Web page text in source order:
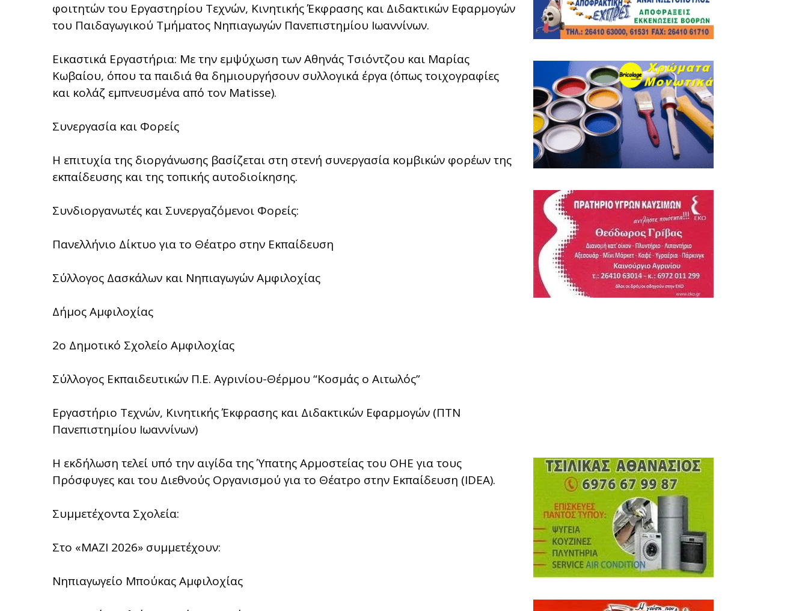
φοιτητών του Εργαστηρίου Τεχνών, Κινητικής Έκφρασης και Διδακτικών Εφαρμογών
του Παιδαγωγικού Τμήματος Νηπιαγωγών Πανεπιστημίου Ιωαννίνων.
Εικαστικά Εργαστήρια: Με την εμψύχωση των Αθηνάς Τσιόντζου και Μαρίας
Κωβαίου, όπου τα παιδιά θα δημιουργήσουν συλλογικά έργα (όπως τοιχογραφίες
και κολάζ εμπνευσμένα από τον Matisse).
Συνεργασία και Φορείς
Η επιτυχία της διοργάνωσης βασίζεται στη στενή συνεργασία κομβικών φορέων της
εκπαίδευσης και της τοπικής αυτοδιοίκησης.
Συνδιοργανωτές και Συνεργαζόμενοι Φορείς:
Πανελλήνιο Δίκτυο για το Θέατρο στην Εκπαίδευση
Σύλλογος Δασκάλων και Νηπιαγωγών Αμφιλοχίας
Δήμος Αμφιλοχίας
2ο Δημοτικό Σχολείο Αμφιλοχίας
Σύλλογος Εκπαιδευτικών Π.Ε. Αγρινίου-Θέρμου “Κοσμάς ο Αιτωλός”
Εργαστήριο Τεχνών, Κινητικής Έκφρασης και Διδακτικών Εφαρμογών (ΠΤΝ
Πανεπιστημίου Ιωαννίνων)
Η εκδήλωση τελεί υπό την αιγίδα της Ύπατης Αρμοστείας του ΟΗΕ για τους
Πρόσφυγες και του Διεθνούς Οργανισμού για το Θέατρο στην Εκπαίδευση (IDEA).
Συμμετέχοντα Σχολεία:
Στο «ΜΑΖΙ 2026» συμμετέχουν:
Νηπιαγωγείο Μπούκας Αμφιλοχίας